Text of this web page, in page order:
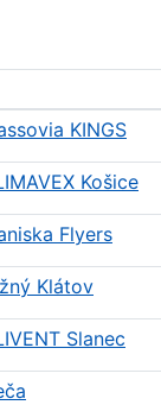
KINGS
Košice
Flyers
Klátov
Slanec